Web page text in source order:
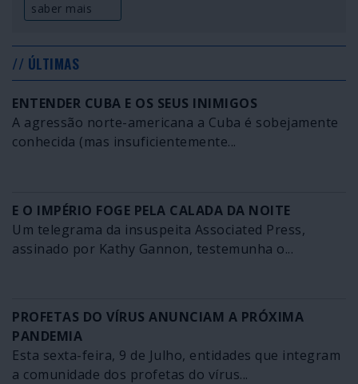
saber mais
// ÚLTIMAS
ENTENDER CUBA E OS SEUS INIMIGOS
A agressão norte-americana a Cuba é sobejamente
conhecida (mas insuficientemente...
E O IMPÉRIO FOGE PELA CALADA DA NOITE
Um telegrama da insuspeita Associated Press,
assinado por Kathy Gannon, testemunha o...
PROFETAS DO VÍRUS ANUNCIAM A PRÓXIMA
PANDEMIA
Esta sexta-feira, 9 de Julho, entidades que integram
a comunidade dos profetas do vírus...